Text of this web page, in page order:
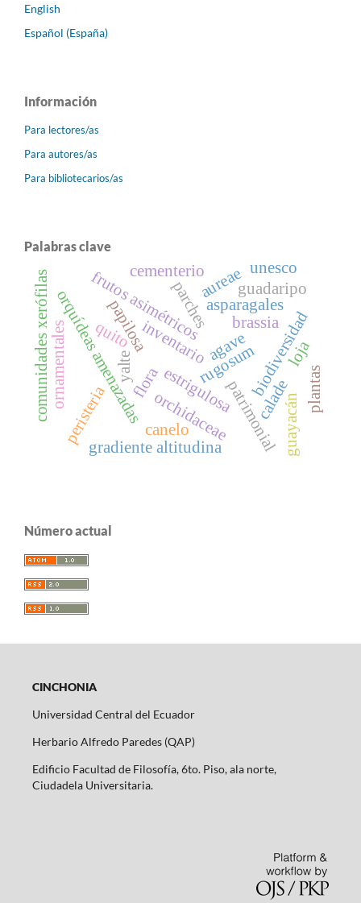
English
Español (España)
Información
Para lectores/as
Para autores/as
Para bibliotecarios/as
Palabras clave
rugosum
estrigulosa
papilosa
frutos asimétricos
flora
inventario
parches
patrimonial
quito
orquídeas amenazadasorchidaceae
biodiversidad
brassia
peristeria
agave
asparagales
aureae
loja
comunidades xerófilas
gradiente altitudina
calade
guadaripo
canelo guayacán
yalte plantas
ornamentales
cementerio unesco
Número actual
CINCHONIA
Universidad Central del Ecuador
Herbario Alfredo Paredes (QAP)
Edificio Facultad de Filosofía, 6to. Piso, ala norte,
Ciudadela Universitaria.